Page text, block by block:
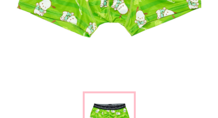
よくあるご質問 ニュース